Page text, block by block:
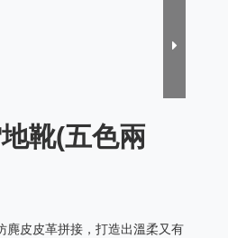
靴(五色兩
麂皮皮革拼接，打造出溫柔又有